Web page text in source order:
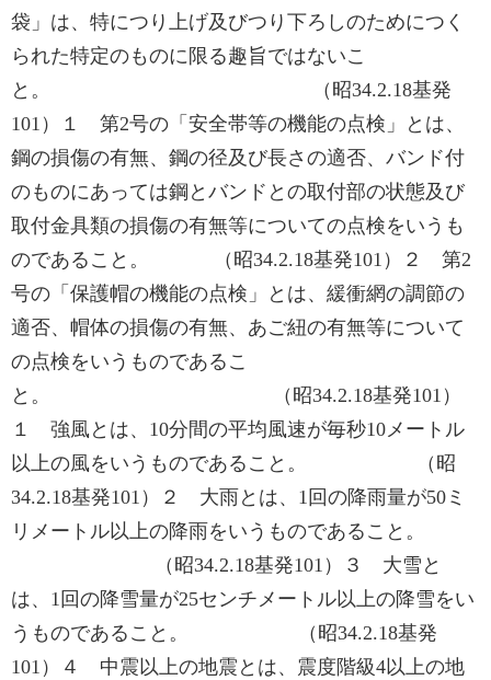
袋」は、特につり上げ及びつり下ろしのためにつく
られた特定のものに限る趣旨ではないこ
と。 （昭34.2.18基発
101）１ 第2号の「安全帯等の機能の点検」とは、
鋼の損傷の有無、鋼の径及び長さの適否、バンド付
のものにあっては鋼とバンドとの取付部の状態及び
取付金具類の損傷の有無等についての点検をいうも
のであること。 （昭34.2.18基発101）２ 第2
号の「保護帽の機能の点検」とは、緩衝網の調節の
適否、帽体の損傷の有無、あご紐の有無等について
の点検をいうものであるこ
と。 （昭34.2.18基発101）
１ 強風とは、10分間の平均風速が毎秒10メートル
以上の風をいうものであること。 （昭
34.2.18基発101）２ 大雨とは、1回の降雨量が50ミ
リメートル以上の降雨をいうものであること。
（昭34.2.18基発101）３ 大雪と
は、1回の降雪量が25センチメートル以上の降雪をい
うものであること。 （昭34.2.18基発
101）４ 中震以上の地震とは、震度階級4以上の地